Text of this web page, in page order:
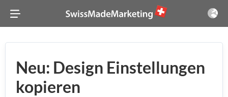
Neu: Design Einstellungen
kopieren